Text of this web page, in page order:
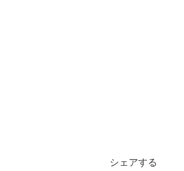
シェアする